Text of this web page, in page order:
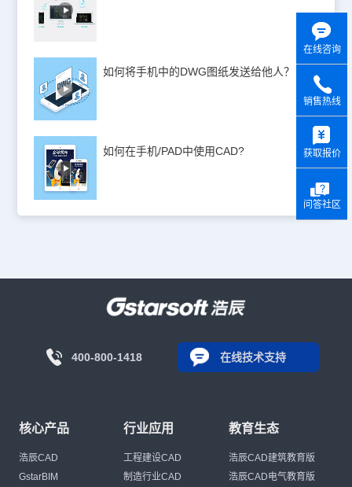
如何将手机中的DWG图纸发送给他人？
如何在手机/PAD中使用CAD?
400-800-1418 在线技术支持
核心产品
浩辰CAD
GstarBIM
行业应用
工程建设CAD
制造行业CAD
教育生态
浩辰CAD建筑教育版
浩辰CAD电气教育版
在线咨询
销售热线
获取报价
问答社区